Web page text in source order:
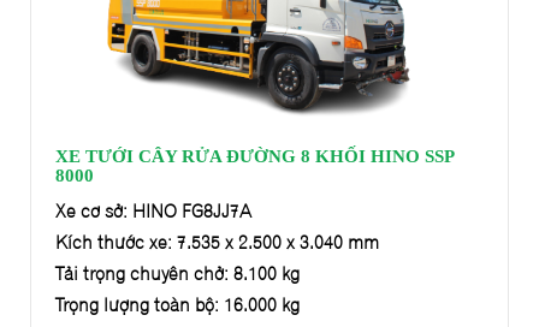
XE TƯỚI CÂY RỬA ĐƯỜNG 8 KHỐI HINO SSP
8000
Xe cơ sở: HINO FG8JJ7A
Kích thước xe: 7.535 x 2.500 x 3.040 mm
Tải trọng chuyên chở: 8.100 kg
Trọng lượng toàn bộ: 16.000 kg